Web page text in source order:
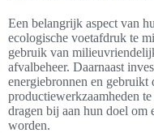
Een belangrijk aspect van
ecologische voetafdruk te
gebruik van
afvalbeheer. Daarnaast
energiebronnen en gebruikt
productiewerkzaamheden
dragen bij aan hun doel om
worden.